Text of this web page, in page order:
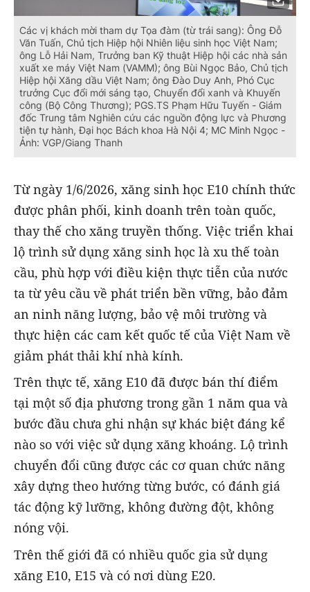
Các vị khách mời tham dự Tọa đàm (từ trái sang): Ông Đỗ
Văn Tuấn, Chủ tịch Hiệp hội Nhiên liệu sinh học Việt Nam;
ông Lỗ Hải Nam, Trưởng ban Kỹ thuật Hiệp hội các nhà sản
xuất xe máy Việt Nam (VAMM); ông Bùi Ngọc Bảo, Chủ tịch
Hiệp hội Xăng dầu Việt Nam; ông Đào Duy Anh, Phó Cục
trưởng Cục đổi mới sáng tạo, Chuyển đổi xanh và Khuyến
công (Bộ Công Thương); PGS.TS Phạm Hữu Tuyến - Giám
đốc Trung tâm Nghiên cứu các nguồn động lực và Phương
tiện tự hành, Đại học Bách khoa Hà Nội 4; MC Minh Ngọc -
Ảnh: VGP/Giang Thanh
Từ ngày 1/6/2026, xăng sinh học E10 chính thức
được phân phối, kinh doanh trên toàn quốc,
thay thế cho xăng truyền thống. Việc triển khai
lộ trình sử dụng xăng sinh học là xu thế toàn
cầu, phù hợp với điều kiện thực tiễn của nước
ta từ yêu cầu về phát triển bền vững, bảo đảm
an ninh năng lượng, bảo vệ môi trường và
thực hiện các cam kết quốc tế của Việt Nam về
giảm phát thải khí nhà kính.
Trên thực tế, xăng E10 đã được bán thí điểm
tại một số địa phương trong gần 1 năm qua và
bước đầu chưa ghi nhận sự khác biệt đáng kể
nào so với việc sử dụng xăng khoáng. Lộ trình
chuyển đổi cũng được các cơ quan chức năng
xây dựng theo hướng từng bước, có đánh giá
tác động kỹ lưỡng, không đường đột, không
nóng vội.
Trên thế giới đã có nhiều quốc gia sử dụng
xăng E10, E15 và có nơi dùng E20.